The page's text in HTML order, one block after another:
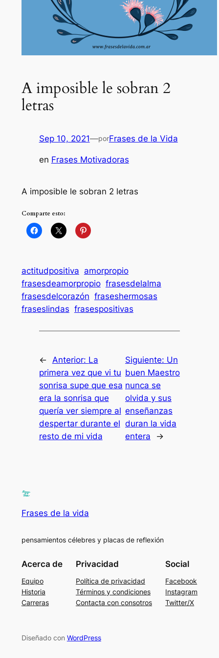
A imposible le sobran 2
letras
Sep 10, 2021—porFrases de la Vida
en Frases Motivadoras
A imposible le sobran 2 letras
Comparte esto:
actitudpositiva amorpropio
frasesdeamorpropio frasesdelalma
frasesdelcorazón fraseshermosas
fraseslindas frasespositivas
← Anterior: La
primera vez que vi tu
sonrisa supe que esa
era la sonrisa que
quería ver siempre al
despertar durante el
resto de mi vida
Siguiente: Un
buen Maestro
nunca se
olvida y sus
enseñanzas
duran la vida
entera
→
Frases de la vida
pensamientos célebres y placas de reflexión
Acerca de
Equipo
Historia
Carreras
Privacidad
Política de privacidad
Términos y condiciones
Contacta con consotros
Social
Facebook
Instagram
Twitter/X
Diseñado con WordPress